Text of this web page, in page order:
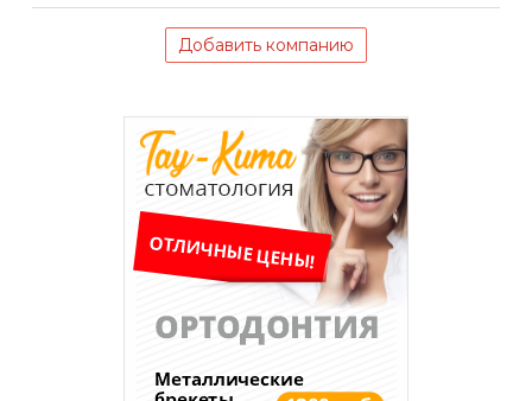
Добавить компанию